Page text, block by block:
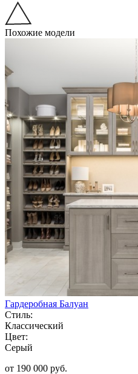
Похожие модели
Гардеробная Балуан
Стиль:
Классический
Цвет:
Серый
от 190 000 руб.